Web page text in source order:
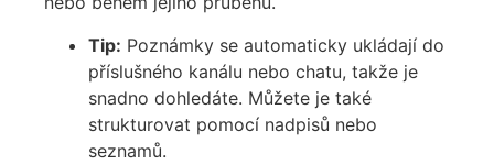
Tip: Poznámky se automaticky ukládají do
příslušného kanálu nebo chatu, takže je
snadno dohledáte. Můžete je také
strukturovat pomocí nadpisů nebo
seznamů.